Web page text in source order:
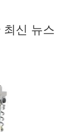
신 뉴스